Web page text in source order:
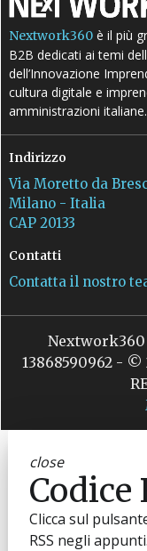
Nextwork360 è il più
B2B dedicati ai temi
dell’Innovazione
cultura digitale e
amministrazioni italiane.
Indirizzo
Via Moretto da
Milano - Italia
CAP 20133
Contatti
Contatta il nostro
Nextwork360
13868590962 - ©
close
Codice
Clicca sul
RSS negli appunti.